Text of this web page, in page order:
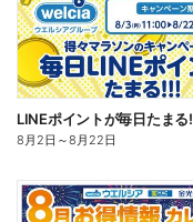
LINEポイントが毎日たまる!
8月2日 ～8月22日